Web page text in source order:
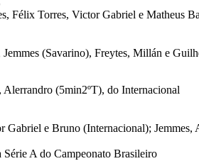
Félix Torres, Victor Gabriel e Matheus
(Savarino), Freytes, Millán e
Alerrandro (5min2ºT), do Internacional
e Bruno (Internacional); Jemmes,
Série A do Campeonato Brasileiro